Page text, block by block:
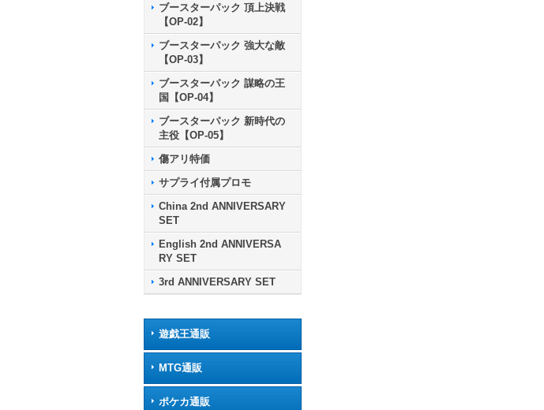
ブースターパック 頂上決戦
【OP-02】
ブースターパック 強大な敵
【OP-03】
ブースターパック 謀略の王
国【OP-04】
ブースターパック 新時代の
主役【OP-05】
傷アリ特価
サプライ付属プロモ
China 2nd ANNIVERSARY
SET
English 2nd ANNIVERSA
RY SET
3rd ANNIVERSARY SET
遊戯王通販
MTG通販
ポケカ通販